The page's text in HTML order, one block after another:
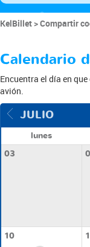
KelBillet Compartir
Calendario
Encuentra el día en
avión.
JULIO
lunes
03
10